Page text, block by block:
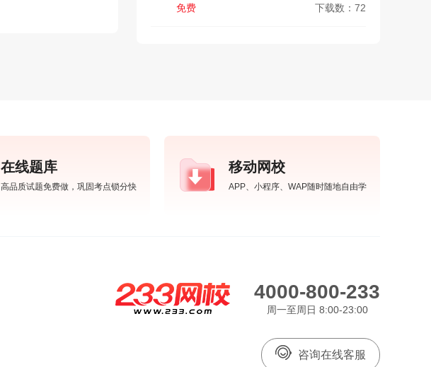
免费 下载数：72
在线题库
高品质试题免费做，巩固考点锁分快
移动网校
APP、小程序、WAP随时随地自由学
4000-800-233
周一至周日 8:00-23:00
咨询在线客服